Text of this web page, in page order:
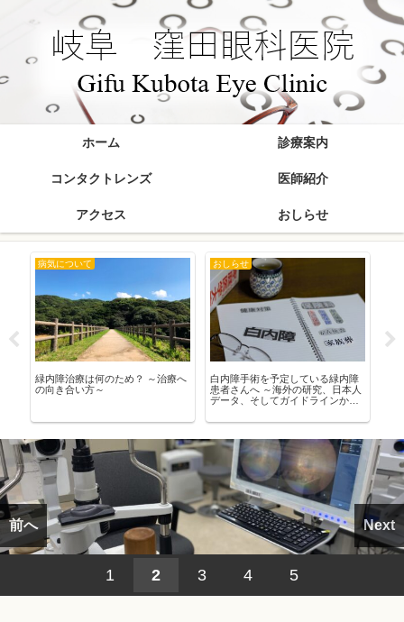
ホーム 診療案内
コンタクトレンズ 医師紹介
アクセス おしらせ
病気について
緑内障治療は何のため？ ～治療へ
の向き合い方～
おしらせ
白内障手術を予定している緑内障
患者さんへ ～海外の研究、日本人
データ、そしてガイドラインから
前へ Next
1 2 3 4 5